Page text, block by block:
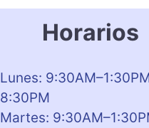
Horarios
Lunes:
8:30PM
Martes: